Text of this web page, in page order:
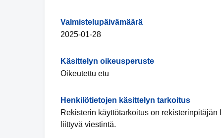
Valmistelupäivämäärä
2025-01-28
Käsittelyn oikeusperuste
Oikeutettu etu
Henkilötietojen käsittelyn tarkoitus
Rekisterin käyttötarkoitus on
liittyvä viestintä.